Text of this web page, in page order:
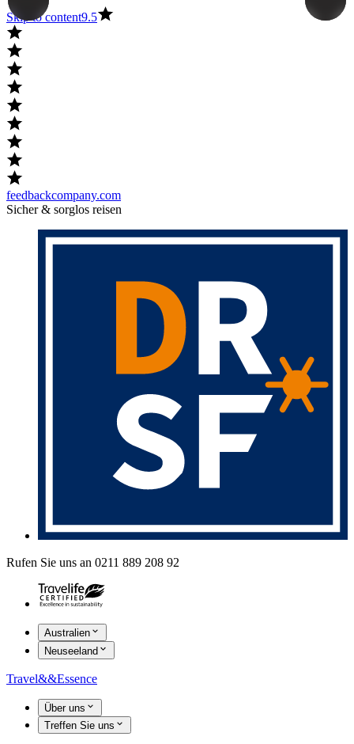
Skip to content9.5
feedbackcompany.com
Sicher & sorglos reisen
Rufen Sie uns an 0211 889 208 92
Australien
Neuseeland
Travel&&Essence
Über uns
Treffen Sie uns